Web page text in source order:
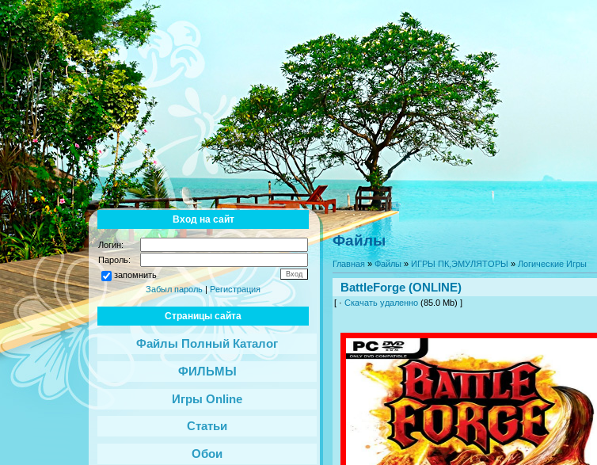
Вход на сайт
Логин:
Пароль:
запомнить
Забыл пароль|Регистрация
Страницы сайта
Файлы Полный Каталог
ФИЛЬМЫ
Игры Online
Статьи
Обои
Файлы
Главная»Файлы» ИГРЫ ПК,ЭМУЛЯТОРЫ »Логические Игры
BattleForge (ONLINE)
[ · Скачать удаленно (85.0 Mb) ]